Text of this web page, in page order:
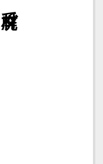
廃材で